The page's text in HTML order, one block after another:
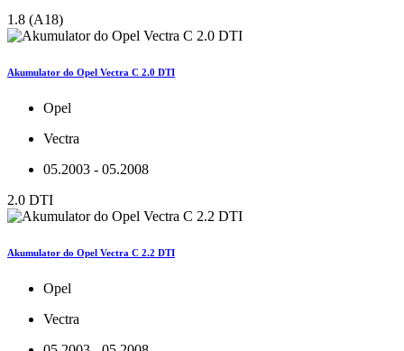
1.8 (A18)
Akumulator do Opel Vectra C 2.0 DTI
Opel
Vectra
05.2003 - 05.2008
2.0 DTI
Akumulator do Opel Vectra C 2.2 DTI
Opel
Vectra